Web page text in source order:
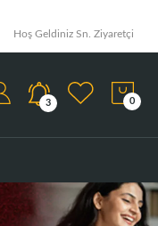
Hoş Geldiniz Sn. Ziyaretçi
3 0